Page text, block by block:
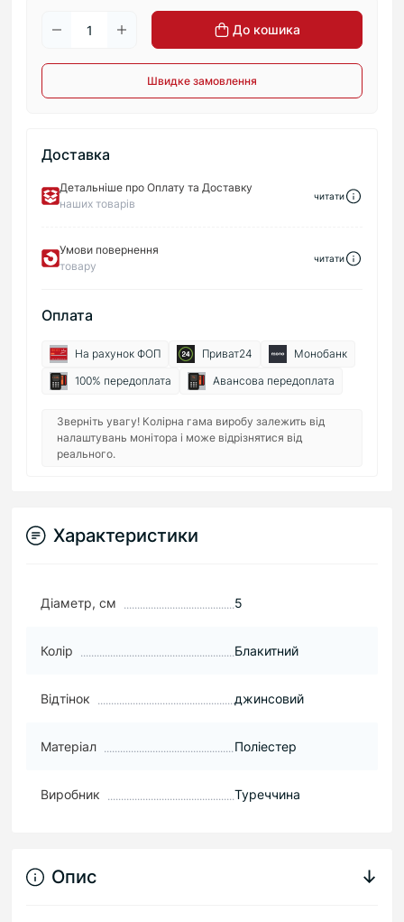
До кошика
Швидке замовлення
Доставка
Детальніше про Оплату та Доставку
наших товарів
читати
Умови повернення
товару
читати
Оплата
На рахунок ФОП Приват24
Монобанк
100% передоплата
Авансова передоплата
Зверніть увагу! Колірна гама виробу залежить від
налаштувань монітора і може відрізнятися від
реального.
Характеристики
Діаметр, см 5
Колір Блакитний
Відтінок джинсовий
Матеріал Поліестер
Виробник Туреччина
Опис ↓